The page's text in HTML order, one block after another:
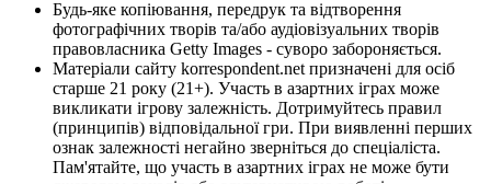
Будь-яке копіювання, передрук та відтворення
фотографічних творів та/або аудіовізуальних творів
правовласника Getty Images - суворо забороняється.
Матеріали сайту korrespondent.net призначені для осіб
старше 21 року (21+). Участь в азартних іграх може
викликати ігрову залежність. Дотримуйтесь правил
(принципів) відповідальної гри. При виявленні перших
ознак залежності негайно зверніться до спеціаліста.
Пам'ятайте, що участь в азартних іграх не може бути